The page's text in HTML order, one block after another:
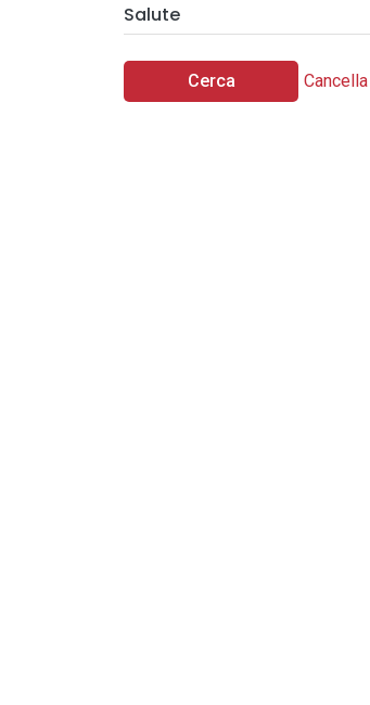
Salute
Cerca